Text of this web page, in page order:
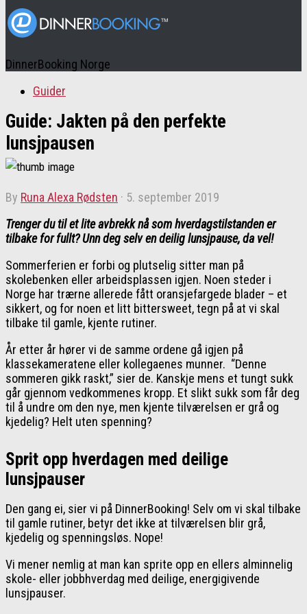
DinnerBooking Norge
Guider
Guide: Jakten på den perfekte
lunsjpausen
by Runa Alexa Rødsten · 5. september 2019
Trenger du til et lite avbrekk nå som hverdagstilstanden er
tilbake for fullt? Unn deg selv en deilig lunsjpause, da vel!
Sommerferien er forbi og plutselig sitter man på
skolebenken eller arbeidsplassen igjen. Noen steder i
Norge har trærne allerede fått oransjefargede blader – et
sikkert, og for noen et litt bittersweet, tegn på at vi skal
tilbake til gamle, kjente rutiner.
År etter år hører vi de samme ordene gå igjen på
klassekameratene eller kollegaenes munner. “Denne
sommeren gikk raskt,” sier de. Kanskje mens et tungt sukk
går gjennom vedkommenes kropp. Et slikt sukk som får deg
til å undre om den nye, men kjente tilværelsen er grå og
kjedelig? Helt uten spenning?
Sprit opp hverdagen med deilige
lunsjpauser
Den gang ei, sier vi på DinnerBooking! Selv om vi skal tilbake
til gamle rutiner, betyr det ikke at tilværelsen blir grå,
kjedelig og spenningsløs. Nope!
Vi mener nemlig at man kan sprite opp en ellers alminnelig
skole- eller jobbhverdag med deilige, energigivende
lunsjpauser.